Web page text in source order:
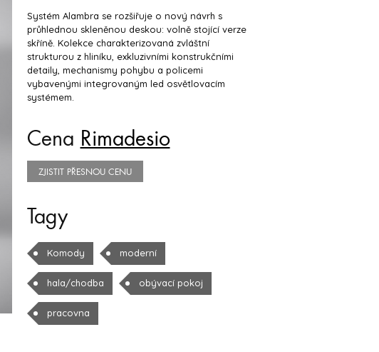
Systém Alambra se rozšiřuje o nový návrh s
průhlednou skleněnou deskou: volně stojící verze
skříně. Kolekce charakterizovaná zvláštní
strukturou z hliníku, exkluzivními konstrukčními
detaily, mechanismy pohybu a policemi
vybavenými integrovaným led osvětlovacím
systémem.
Cena Rimadesio
ZJISTIT PŘESNOU CENU
Tagy
Komody moderní
hala/chodba obývací pokoj
pracovna